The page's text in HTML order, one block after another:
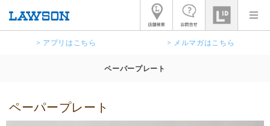
> アプリはこちら > メルマガはこちら
ペーパープレート
ペーパープレート